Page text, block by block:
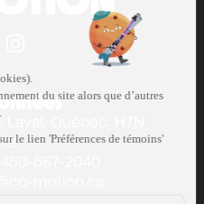
Laval, Québec, H7N
667-2040